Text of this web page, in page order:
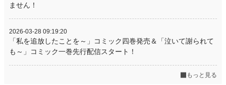
ません！
2026-03-28 09:19:20
「私を追放したことを～」コミック四巻発売＆「泣いて謝られて
も～」コミック一巻先行配信スタート！
もっと見る